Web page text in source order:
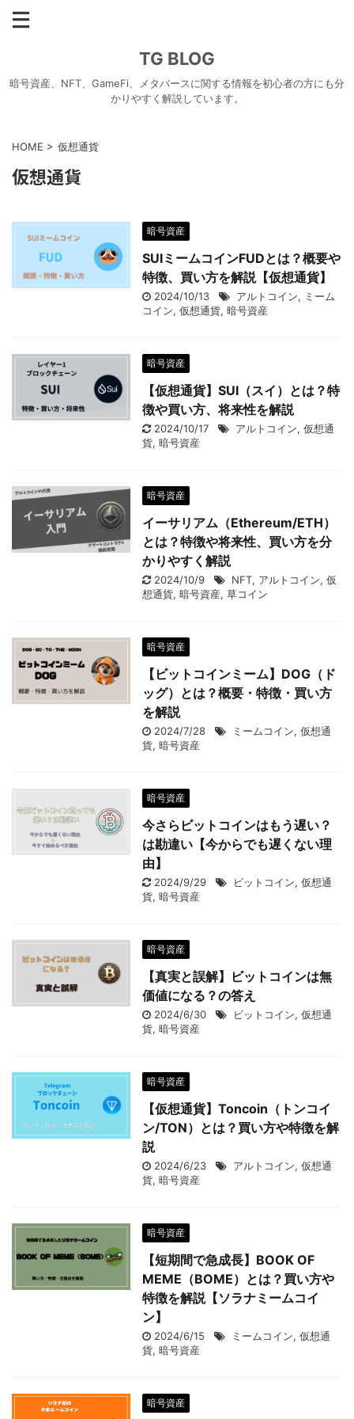
TG BLOG
暗号資産、NFT、GameFi、メタバースに関する情報を初心者の方にも分
かりやすく解説しています。
HOME > 仮想通貨
仮想通貨
暗号資産
SUIミームコインFUDとは？概要や
特徴、買い方を解説【仮想通貨】
2024/10/13 アルトコイン, ミーム
コイン, 仮想通貨, 暗号資産
暗号資産
【仮想通貨】SUI（スイ）とは？特
徴や買い方、将来性を解説
2024/10/17 アルトコイン, 仮想通
貨, 暗号資産
暗号資産
イーサリアム（Ethereum/ETH）
とは？特徴や将来性、買い方を分
かりやすく解説
2024/10/9 NFT, アルトコイン, 仮
想通貨, 暗号資産, 草コイン
暗号資産
【ビットコインミーム】DOG（ド
ッグ）とは？概要・特徴・買い方
を解説
2024/7/28 ミームコイン, 仮想通
貨, 暗号資産
暗号資産
今さらビットコインはもう遅い？
は勘違い【今からでも遅くない理
由】
2024/9/29 ビットコイン, 仮想通
貨, 暗号資産
暗号資産
【真実と誤解】ビットコインは無
価値になる？の答え
2024/6/30 ビットコイン, 仮想通
貨, 暗号資産
暗号資産
【仮想通貨】Toncoin（トンコイ
ン/TON）とは？買い方や特徴を解
説
2024/6/23 アルトコイン, 仮想通
貨, 暗号資産
暗号資産
【短期間で急成長】BOOK OF
MEME（BOME）とは？買い方や
特徴を解説【ソラナミームコイ
ン】
2024/6/15 ミームコイン, 仮想通
貨, 暗号資産
暗号資産